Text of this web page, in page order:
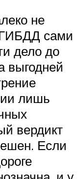
не
ГИБДД сами
дело до
выгодней
лишь
вердикт
Если